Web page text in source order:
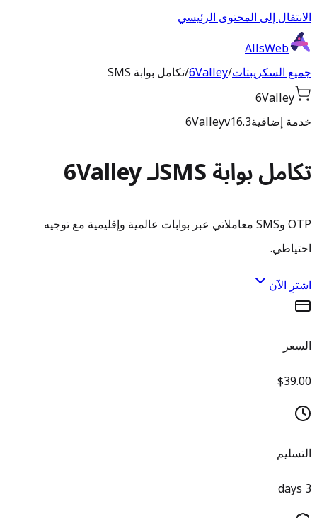
الانتقال إلى المحتوى الرئيسي
AllsWeb
جميع السكريبتات/
6Valley
/تكامل بوابة SMS
6Valley
خدمة إضافية
6Valleyv16.3
تكامل بوابة SMS لـ 6Valley
OTP وSMS معاملاتي عبر بوابات عالمية وإقليمية مع توجيه
احتياطي.
اشترِ الآن
السعر
$39.00
التسليم
3 days